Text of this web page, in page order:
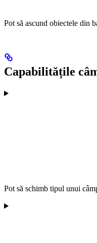
Pot să ascund obiectele din
Capabilitățile
Pot să schimb tipul unui